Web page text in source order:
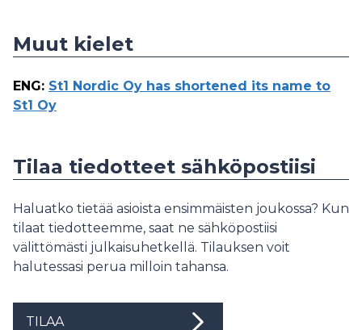
Muut kielet
ENG: St1 Nordic Oy has shortened its name to
St1 Oy
Tilaa tiedotteet sähköpostiisi
Haluatko tietää asioista ensimmäisten joukossa? Kun
tilaat tiedotteemme, saat ne sähköpostiisi
välittömästi julkaisuhetkellä. Tilauksen voit
halutessasi perua milloin tahansa.
TILAA